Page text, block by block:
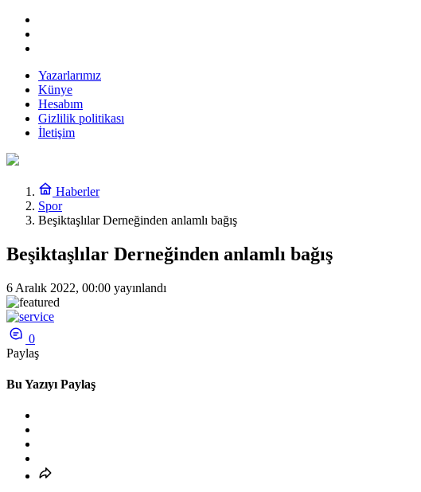
Yazarlarımız
Künye
Hesabım
Gizlilik politikası
İletişim
Haberler
Spor
Beşiktaşlılar Derneğinden anlamlı bağış
Beşiktaşlılar Derneğinden anlamlı bağış
6 Aralık 2022, 00:00 yayınlandı
0
Paylaş
Bu Yazıyı Paylaş